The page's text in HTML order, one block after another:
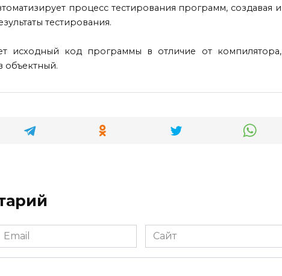
процесс тестирования программ, создавая и
тестирования.
исходный код программы в отличие от компилятора,
объектный.
Email
Сайт